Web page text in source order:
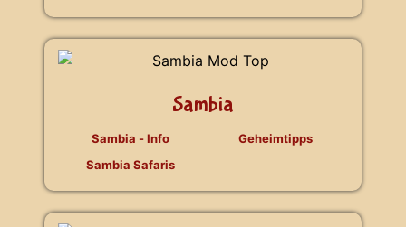
Sambia
Sambia - Info
Sambia Safaris
Geheimtipps